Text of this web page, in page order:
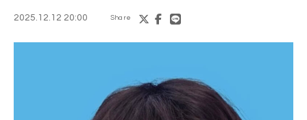
2025.12.12 20:00 Share